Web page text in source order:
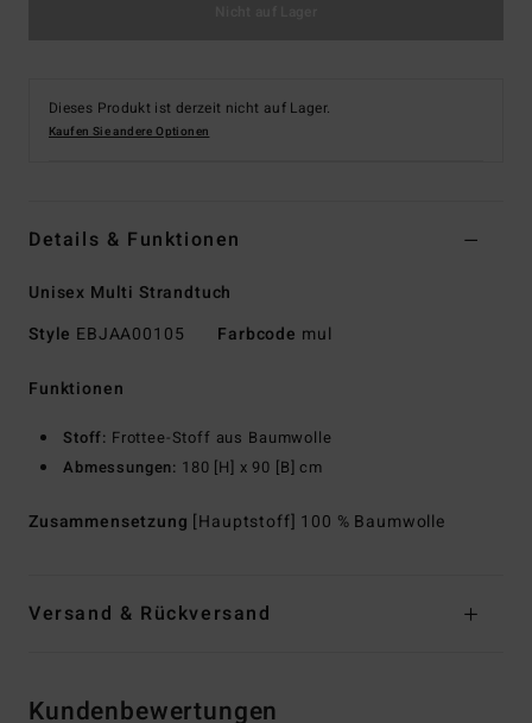
Dieses Produkt ist derzeit nicht auf Lager.
Kaufen Sie andere Optionen
Details & Funktionen
Unisex Multi Strandtuch
Style EBJAA00105 Farbcode mul
Funktionen
Stoff: Frottee-Stoff aus Baumwolle
Abmessungen: 180 [H] x 90 [B] cm
Zusammensetzung [Hauptstoff] 100 % Baumwolle
Versand & Rückversand
Kundenbewertungen